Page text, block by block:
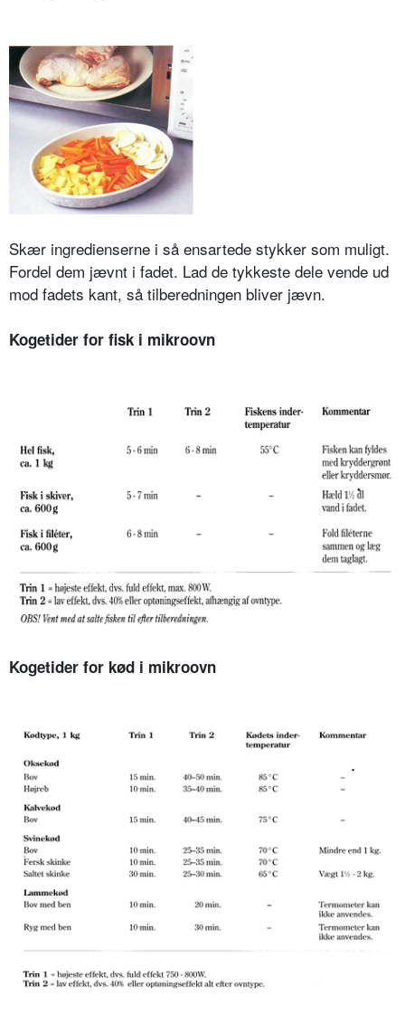
Skær ingredienserne i så ensartede stykker som muligt.
Fordel dem jævnt i fadet. Lad de tykkeste dele vende ud
mod fadets kant, så tilberedningen bliver jævn.
Kogetider for fisk i mikroovn
Kogetider for kød i mikroovn